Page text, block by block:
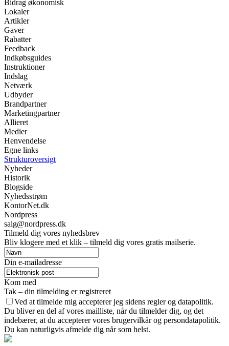
Bidrag økonomisk
Lokaler
Artikler
Gaver
Rabatter
Feedback
Indkøbsguides
Instruktioner
Indslag
Netværk
Udbyder
Brandpartner
Marketingpartner
Allieret
Medier
Henvendelse
Egne links
Strukturoversigt
Nyheder
Historik
Blogside
Nyhedsstrøm
KontorNet.dk
Nordpress
salg@nordpress.dk
Tilmeld dig vores nyhedsbrev
Bliv klogere med et klik – tilmeld dig vores gratis mailserie.
Din e-mailadresse
Kom med
Tak – din tilmelding er registreret
Ved at tilmelde mig accepterer jeg sidens regler og datapolitik.
Du bliver en del af vores mailliste, når du tilmelder dig, og det
indebærer, at du accepterer vores brugervilkår og persondatapolitik.
Du kan naturligvis afmelde dig når som helst.